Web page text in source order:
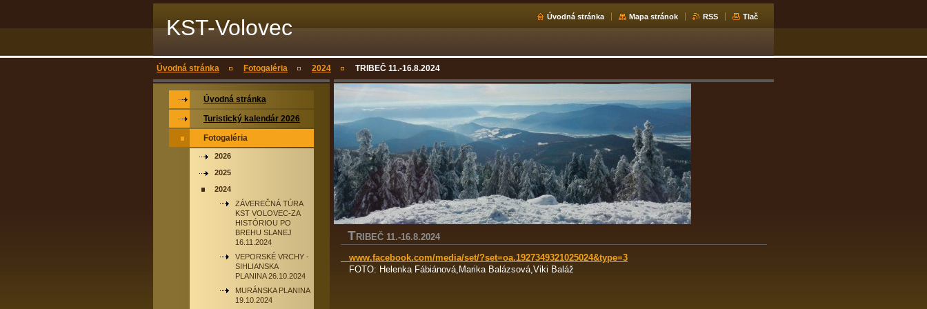
KST-Volovec Úvodná stránka Mapa stránok RSS Tlač
Úvodná stránka Fotogaléria 2024 TRIBEČ 11.-16.8.2024
TRIBEČ 11.-16.8.2024
www.facebook.com/media/set/?set=oa.1927349321025024&type=3
FOTO: Helenka Fábiánová,Marika Balázsová,Viki Baláž
Úvodná stránka
Turistický kalendár 2026
Fotogaléria
2026
2025
2024
ZÁVEREČNÁ TÚRA
KST VOLOVEC-ZA
HISTÓRIOU PO
BREHU SLANEJ
16.11.2024
VEPORSKÉ VRCHY -
SIHLIANSKA
PLANINA 26.10.2024
MURÁNSKA PLANINA
19.10.2024